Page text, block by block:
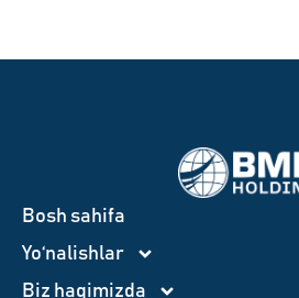
Bosh sahifa
Yo‘nalishlar
Biz haqimizda